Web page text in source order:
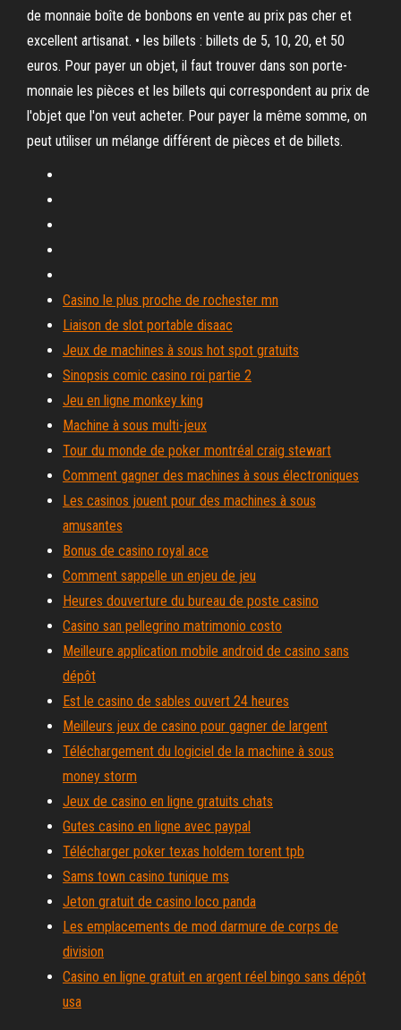
de monnaie boîte de bonbons en vente au prix pas cher et
excellent artisanat. • les billets : billets de 5, 10, 20, et 50
euros. Pour payer un objet, il faut trouver dans son porte-
monnaie les pièces et les billets qui correspondent au prix de
l'objet que l'on veut acheter. Pour payer la même somme, on
peut utiliser un mélange différent de pièces et de billets.
Casino le plus proche de rochester mn
Liaison de slot portable disaac
Jeux de machines à sous hot spot gratuits
Sinopsis comic casino roi partie 2
Jeu en ligne monkey king
Machine à sous multi-jeux
Tour du monde de poker montréal craig stewart
Comment gagner des machines à sous électroniques
Les casinos jouent pour des machines à sous
amusantes
Bonus de casino royal ace
Comment sappelle un enjeu de jeu
Heures douverture du bureau de poste casino
Casino san pellegrino matrimonio costo
Meilleure application mobile android de casino sans
dépôt
Est le casino de sables ouvert 24 heures
Meilleurs jeux de casino pour gagner de largent
Téléchargement du logiciel de la machine à sous
money storm
Jeux de casino en ligne gratuits chats
Gutes casino en ligne avec paypal
Télécharger poker texas holdem torent tpb
Sams town casino tunique ms
Jeton gratuit de casino loco panda
Les emplacements de mod darmure de corps de
division
Casino en ligne gratuit en argent réel bingo sans dépôt
usa